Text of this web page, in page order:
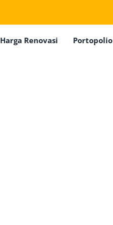
Harga Renovasi Portopolio